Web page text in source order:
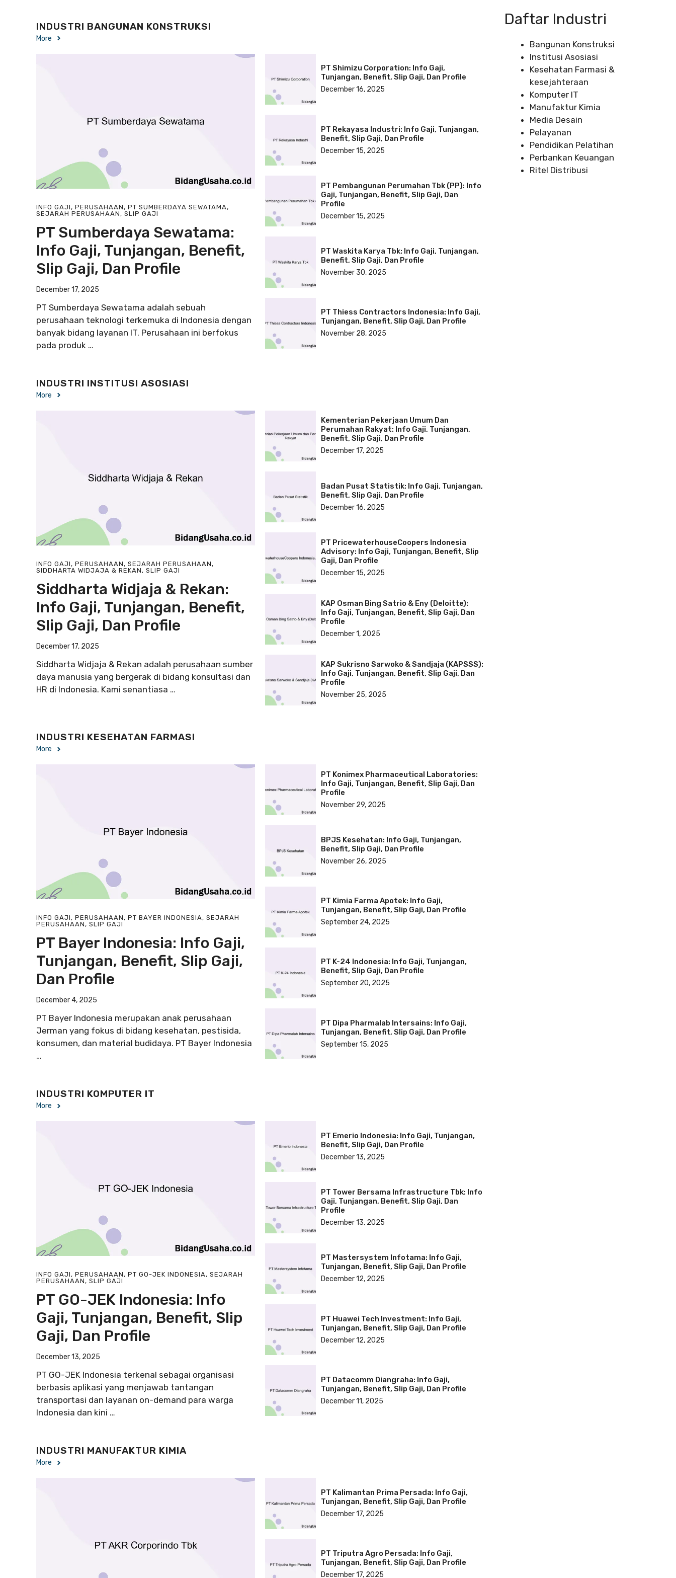
INDUSTRI BANGUNAN KONSTRUKSI
More
INFO GAJI , PERUSAHAAN , PT SUMBERDAYA SEWATAMA ,
SEJARAH PERUSAHAAN , SLIP GAJI
PT Sumberdaya Sewatama:
Info Gaji, Tunjangan, Benefit,
Slip Gaji, Dan Profile
December 17, 2025
PT Sumberdaya Sewatama adalah sebuah
perusahaan teknologi terkemuka di Indonesia dengan
banyak bidang layanan IT. Perusahaan ini berfokus
pada produk …
PT Shimizu Corporation: Info Gaji,
Tunjangan, Benefit, Slip Gaji, Dan Profile
December 16, 2025
PT Rekayasa Industri: Info Gaji, Tunjangan,
Benefit, Slip Gaji, Dan Profile
December 15, 2025
PT Pembangunan Perumahan Tbk (PP): Info
Gaji, Tunjangan, Benefit, Slip Gaji, Dan
Profile
December 15, 2025
PT Waskita Karya Tbk: Info Gaji, Tunjangan,
Benefit, Slip Gaji, Dan Profile
November 30, 2025
PT Thiess Contractors Indonesia: Info Gaji,
Tunjangan, Benefit, Slip Gaji, Dan Profile
November 28, 2025
INDUSTRI INSTITUSI ASOSIASI
More
INFO GAJI , PERUSAHAAN , SEJARAH PERUSAHAAN ,
SIDDHARTA WIDJAJA & REKAN , SLIP GAJI
Siddharta Widjaja & Rekan:
Info Gaji, Tunjangan, Benefit,
Slip Gaji, Dan Profile
December 17, 2025
Siddharta Widjaja & Rekan adalah perusahaan sumber
daya manusia yang bergerak di bidang konsultasi dan
HR di Indonesia. Kami senantiasa …
Kementerian Pekerjaan Umum Dan
Perumahan Rakyat: Info Gaji, Tunjangan,
Benefit, Slip Gaji, Dan Profile
December 17, 2025
Badan Pusat Statistik: Info Gaji, Tunjangan,
Benefit, Slip Gaji, Dan Profile
December 16, 2025
PT PricewaterhouseCoopers Indonesia
Advisory: Info Gaji, Tunjangan, Benefit, Slip
Gaji, Dan Profile
December 15, 2025
KAP Osman Bing Satrio & Eny (Deloitte):
Info Gaji, Tunjangan, Benefit, Slip Gaji, Dan
Profile
December 1, 2025
KAP Sukrisno Sarwoko & Sandjaja (KAPSSS):
Info Gaji, Tunjangan, Benefit, Slip Gaji, Dan
Profile
November 25, 2025
INDUSTRI KESEHATAN FARMASI
More
INFO GAJI, PERUSAHAAN, PT BAYER INDONESIA, SEJARAH
PERUSAHAAN, SLIP GAJI
PT Bayer Indonesia: Info Gaji,
Tunjangan, Benefit, Slip Gaji,
Dan Profile
December 4, 2025
PT Bayer Indonesia merupakan anak perusahaan
Jerman yang fokus di bidang kesehatan, pestisida,
konsumen, dan material budidaya. PT Bayer Indonesia
…
PT Konimex Pharmaceutical Laboratories:
Info Gaji, Tunjangan, Benefit, Slip Gaji, Dan
Profile
November 29, 2025
BPJS Kesehatan: Info Gaji, Tunjangan,
Benefit, Slip Gaji, Dan Profile
November 26, 2025
PT Kimia Farma Apotek: Info Gaji,
Tunjangan, Benefit, Slip Gaji, Dan Profile
September 24, 2025
PT K-24 Indonesia: Info Gaji, Tunjangan,
Benefit, Slip Gaji, Dan Profile
September 20, 2025
PT Dipa Pharmalab Intersains: Info Gaji,
Tunjangan, Benefit, Slip Gaji, Dan Profile
September 15, 2025
INDUSTRI KOMPUTER IT
More
INFO GAJI, PERUSAHAAN, PT GO-JEK INDONESIA, SEJARAH
PERUSAHAAN, SLIP GAJI
PT GO-JEK Indonesia: Info
Gaji, Tunjangan, Benefit, Slip
Gaji, Dan Profile
December 13, 2025
PT GO-JEK Indonesia terkenal sebagai organisasi
berbasis aplikasi yang menjawab tantangan
transportasi dan layanan on-demand para warga
Indonesia dan kini …
PT Emerio Indonesia: Info Gaji, Tunjangan,
Benefit, Slip Gaji, Dan Profile
December 13, 2025
PT Tower Bersama Infrastructure Tbk: Info
Gaji, Tunjangan, Benefit, Slip Gaji, Dan
Profile
December 13, 2025
PT Mastersystem Infotama: Info Gaji,
Tunjangan, Benefit, Slip Gaji, Dan Profile
December 12, 2025
PT Huawei Tech Investment: Info Gaji,
Tunjangan, Benefit, Slip Gaji, Dan Profile
December 12, 2025
PT Datacomm Diangraha: Info Gaji,
Tunjangan, Benefit, Slip Gaji, Dan Profile
December 11, 2025
INDUSTRI MANUFAKTUR KIMIA
More
PT Kalimantan Prima Persada: Info Gaji,
Tunjangan, Benefit, Slip Gaji, Dan Profile
December 17, 2025
PT Triputra Agro Persada: Info Gaji,
Tunjangan, Benefit, Slip Gaji, Dan Profile
December 17, 2025
Daftar Industri
Bangunan Konstruksi
Institusi Asosiasi
Kesehatan Farmasi &
kesejahteraan
Komputer IT
Manufaktur Kimia
Media Desain
Pelayanan
Pendidikan Pelatihan
Perbankan Keuangan
Ritel Distribusi